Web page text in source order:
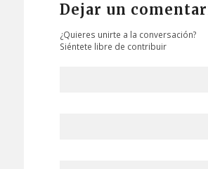
Dejar un
¿Quieres unirte a la conversación?
Siéntete libre de contribuir